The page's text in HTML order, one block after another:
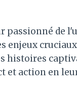
passionné de
enjeux
histoires
et action en